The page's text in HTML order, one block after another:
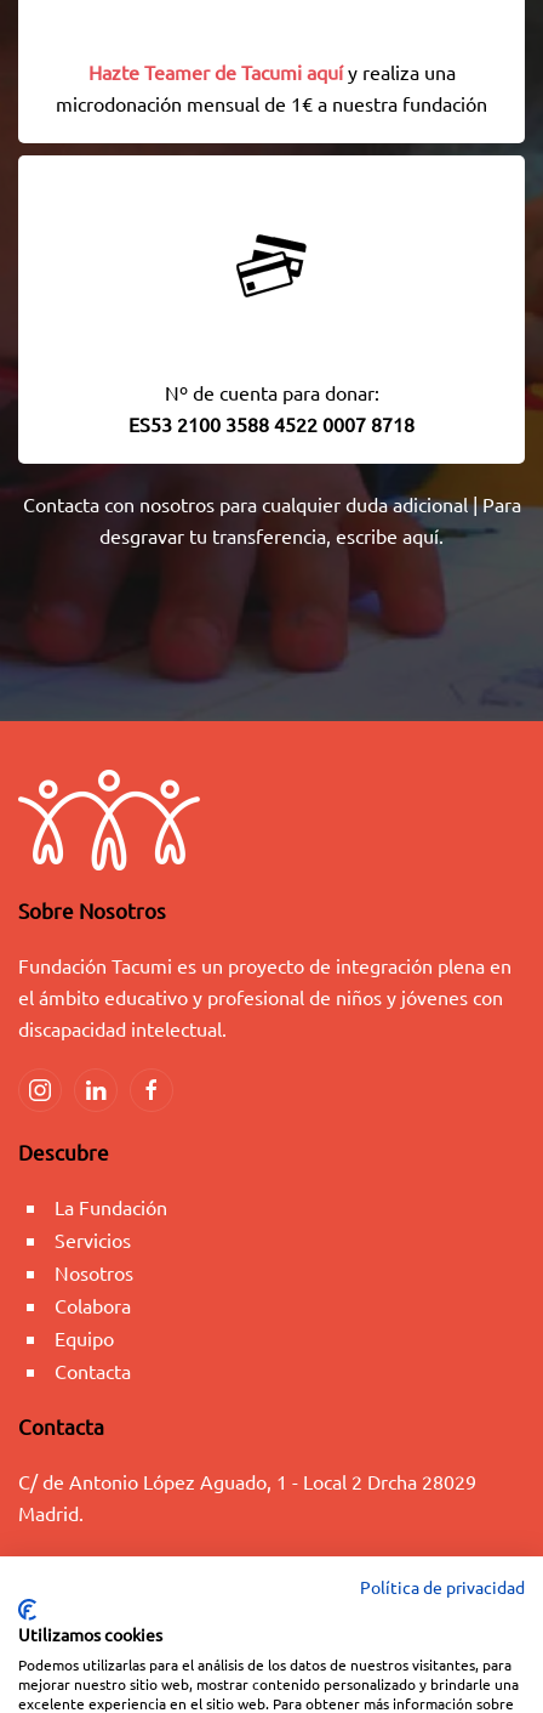
Hazte Teamer de Tacumi aquí y realiza una
microdonación mensual de 1€ a nuestra fundación
Nº de cuenta para donar:
ES53 2100 3588 4522 0007 8718
Contacta con nosotrospara cualquier duda adicional | Para
desgravar tu transferencia, escribe aquí.
Sobre Nosotros
Fundación Tacumi es un proyecto de integración plena en
el ámbito educativo y profesional de niños y jóvenes con
discapacidad intelectual.
Descubre
La Fundación
Servicios
Nosotros
Colabora
Equipo
Contacta
Contacta
C/ de Antonio López Aguado, 1 - Local 2 Drcha 28029
Madrid.
© 2023 FUNDACIÓN TACUMI
Aviso Legal|Política de Privacidad |Política de Cookies|Términos y
Política de privacidad
Utilizamos cookies
Podemos utilizarlas para el análisis de los datos de nuestros visitantes, para
mejorar nuestro sitio web, mostrar contenido personalizado y brindarle una
excelente experiencia en el sitio web. Para obtener más información sobre